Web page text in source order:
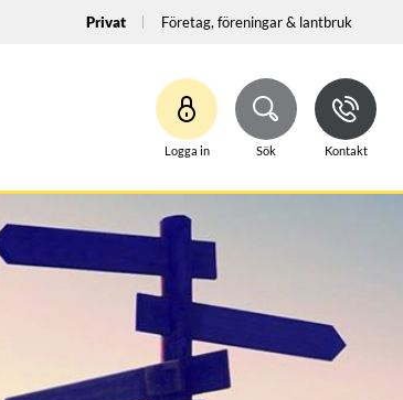
Privat Företag, föreningar & lantbruk
Logga in Sök Kontakt